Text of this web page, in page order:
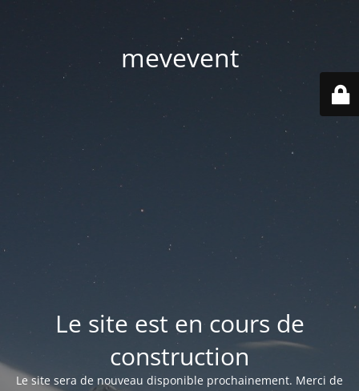
mevevent
Le site est en cours de
construction
Le site sera de nouveau disponible prochainement. Merci de